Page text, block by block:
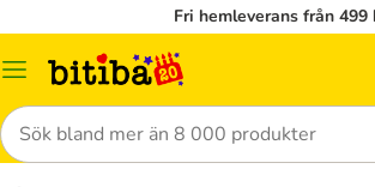
Fri hemleverans från 499
Meny
Sök